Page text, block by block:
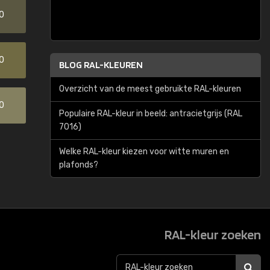
BLOG RAL-KLEUREN
Overzicht van de meest gebruikte RAL-kleuren
Populaire RAL-kleur in beeld: antracietgrijs (RAL
7016)
Welke RAL-kleur kiezen voor witte muren en
plafonds?
RAL-kleur zoeken